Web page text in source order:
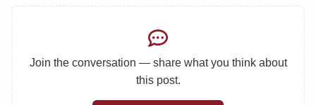
Join the conversation — share what you think about
this post.